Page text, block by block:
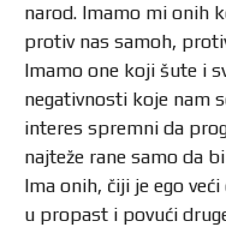
narod. Imamo mi onih
protiv nas samoh,
Imamo one koji šute i
negativnosti koje nam
interes spremni da
najteže rane samo da
Ima onih, čiji je ego
u propast i povući